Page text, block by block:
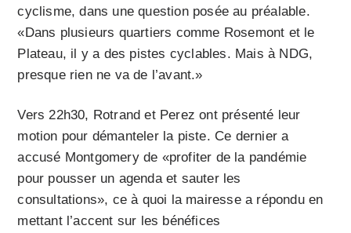
cyclisme, dans une question posée au préalable.
«Dans plusieurs quartiers comme Rosemont et le
Plateau, il y a des pistes cyclables. Mais à NDG,
presque rien ne va de l’avant.»
Vers 22h30, Rotrand et Perez ont présenté leur
motion pour démanteler la piste. Ce dernier a
accusé Montgomery de «profiter de la pandémie
pour pousser un agenda et sauter les
consultations», ce à quoi la mairesse a répondu en
mettant l’accent sur les bénéfices